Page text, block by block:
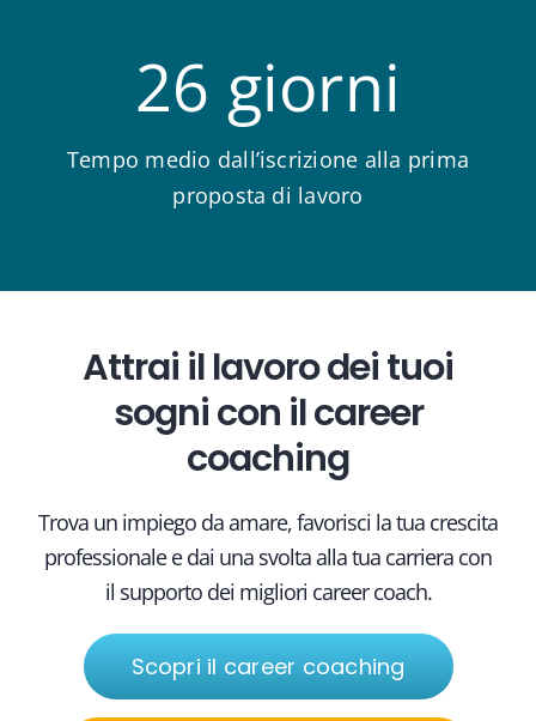
26 giorni
Tempo medio dall’iscrizione alla prima
proposta di lavoro
Attrai il lavoro dei tuoi
sogni con il career
coaching
Trova un impiego da amare, favorisci la tua crescita
professionale e dai una svolta alla tua carriera con
il supporto dei migliori career coach.
Scopri il career coaching